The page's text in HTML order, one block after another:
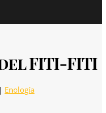
FITI-FITI
| Enología